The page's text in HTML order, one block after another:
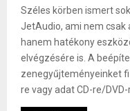
Széles körben ismert
JetAudio, ami nem csak
hanem hatékony
elvégzésére is. A
zenegyűjteményeinket
re vagy adat CD-re/DVD-